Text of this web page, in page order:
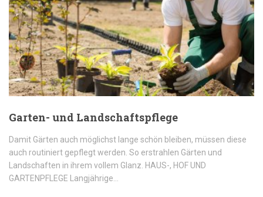
Garten- und Landschaftspflege
Damit Gärten auch möglichst lange schön bleiben, müssen diese
auch routiniert gepflegt werden. So erstrahlen Gärten und
Landschaften in ihrem vollem Glanz. HAUS-, HOF UND
GARTENPFLEGE Langjährige…